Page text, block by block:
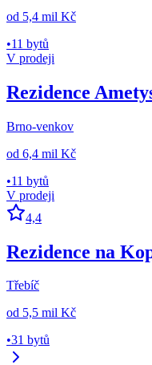
od 5,4 mil Kč
•11 bytů
V prodeji
Rezidence
Brno-venkov
od 6,4 mil Kč
•11 bytů
V prodeji
4,4
Rezidence na
Třebíč
od 5,5 mil Kč
•31 bytů